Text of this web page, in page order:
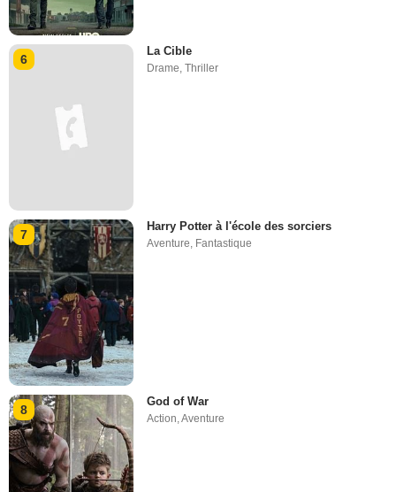
6
La Cible
Drame,Thriller
7
Harry Potter à l'école des sorciers
Aventure, Fantastique
8
God of War
Action,Aventure